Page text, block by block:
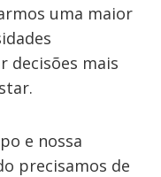
uma maior
decisões mais
e nossa
precisamos de